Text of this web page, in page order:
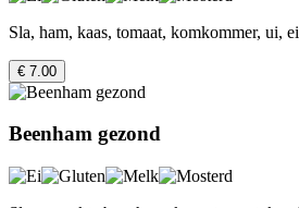
Sla, ham, kaas, tomaat, komkommer, ui,
€ 7.00
Beenham gezond